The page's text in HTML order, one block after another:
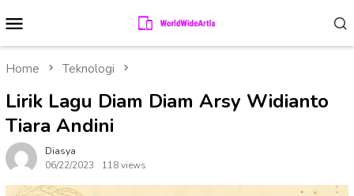
to
contentMenu
Home Teknologi
Lirik Lagu Diam Diam Arsy Widianto
Tiara Andini
Diasya
06/22/2023
118 views